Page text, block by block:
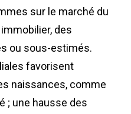
sur le marché du
des
ou sous-estimés.
favorisent
naissances, comme
; une hausse des